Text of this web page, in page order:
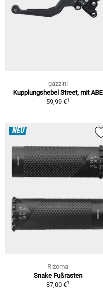
gazzini
Kupplungshebel Street, mit ABE
59,99 €1
NEU
Rizoma
Snake Fußrasten
87,00 €1